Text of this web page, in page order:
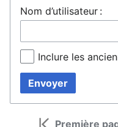
Nom d’utilisateur :
Inclure les
Envoyer
Première